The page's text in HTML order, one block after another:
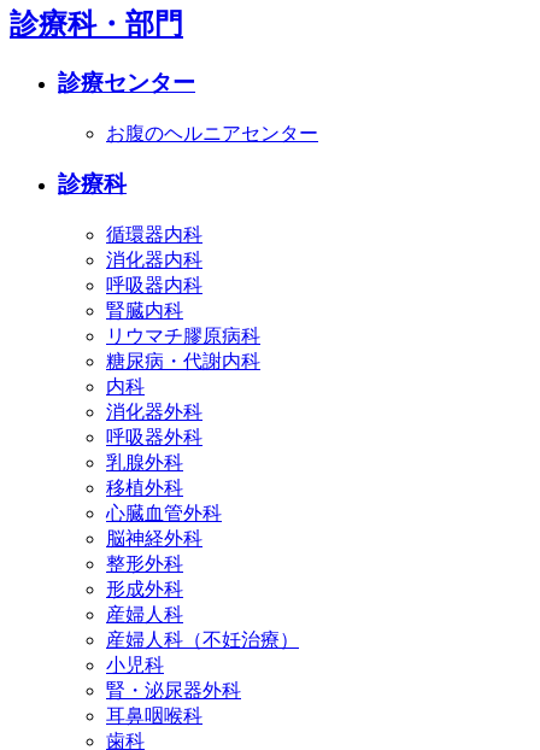
診療科・部門
診療センター
お腹のヘルニアセンター
診療科
循環器内科
消化器内科
呼吸器内科
腎臓内科
リウマチ膠原病科
糖尿病・代謝内科
内科
消化器外科
呼吸器外科
乳腺外科
移植外科
心臓血管外科
脳神経外科
整形外科
形成外科
産婦人科
産婦人科（不妊治療）
小児科
腎・泌尿器外科
耳鼻咽喉科
歯科